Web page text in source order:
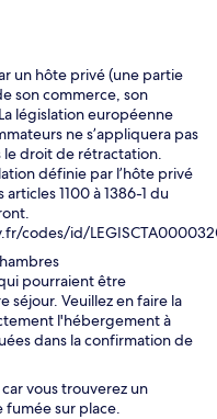
un hôte privé (une partie
son commerce, son
législation européenne
ne s’appliquera pas
le droit de rétractation.
définie par l’hôte privé
1100 à 1386-1 du
codes/id/
pourraient être
séjour. Veuillez en faire la
l'hébergement à
dans la confirmation de
vous trouverez un
sur place.